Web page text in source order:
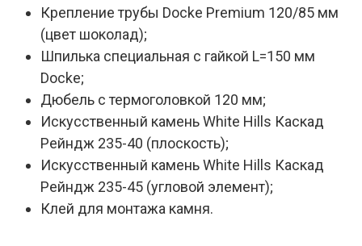
Крепление трубы Docke Premium 120/85 мм
(цвет шоколад);
Шпилька специальная с гайкой L=150 мм
Docke;
Дюбель с термоголовкой 120 мм;
Искусственный камень White Hills Каскад
Рейндж 235-40 (плоскость);
Искусственный камень White Hills Каскад
Рейндж 235-45 (угловой элемент);
Клей для монтажа камня.